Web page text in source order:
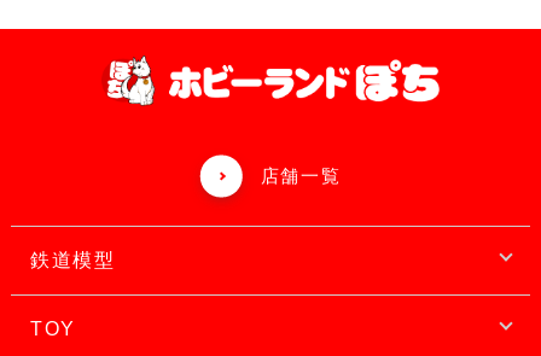
店舗一覧
鉄道模型
TOY